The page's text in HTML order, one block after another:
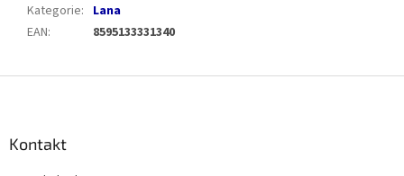
Kategorie: Lana
EAN: 8595133331340
Kontakt